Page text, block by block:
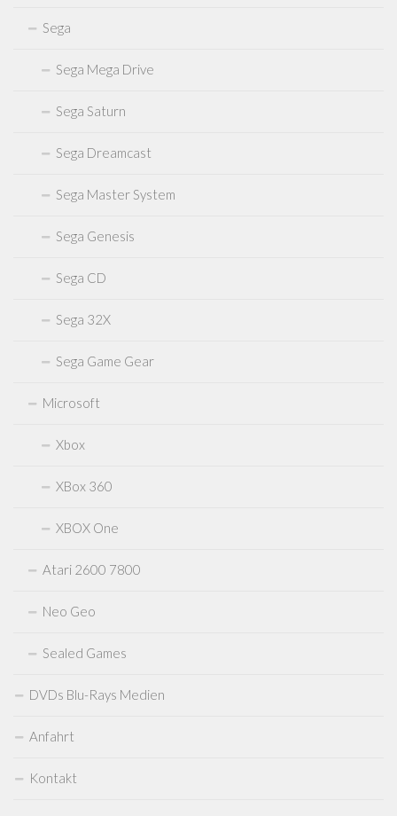
Sega
Sega Mega Drive
Sega Saturn
Sega Dreamcast
Sega Master System
Sega Genesis
Sega CD
Sega 32X
Sega Game Gear
Microsoft
Xbox
XBox 360
XBOX One
Atari 2600 7800
Neo Geo
Sealed Games
DVDs Blu-Rays Medien
Anfahrt
Kontakt